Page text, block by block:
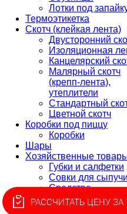
Лотки под
Термоэтикетка
Скотч (клейкая лента)
Двусторонний
Изоляционная
Канцелярский
Малярный скотч
(крепп-лента),
утеплители
Стандартный
Цветной скотч
Коробки под пиццу
Коробки
Шары
Хозяйственные
Губки и салфетки
Совки для
Средства
индивидуальной
РАССЧИТАТЬ ЦЕНУ